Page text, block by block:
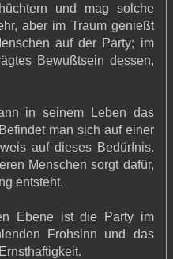
und mag solche
aber im Traum genießt
auf der Party; im
Bewußtsein dessen,
in seinem Leben das
man sich auf einer
auf dieses Bedürfnis.
Menschen sorgt dafür,
entsteht.
Ebene ist die Party im
Frohsinn und das